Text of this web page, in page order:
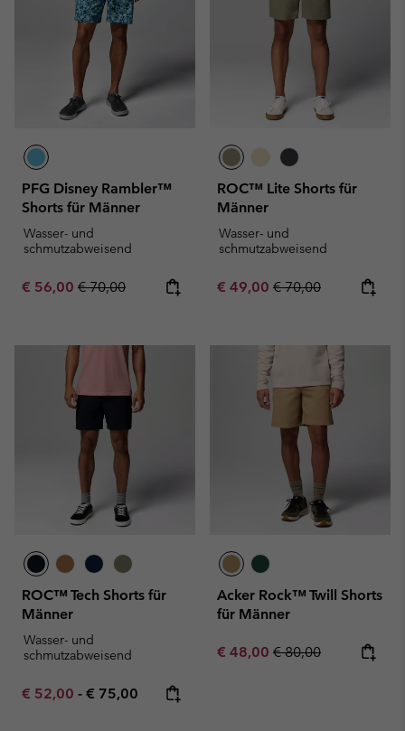
PFG Disney Rambler™
Shorts für Männer
Wasser- und
schmutzabweisend
Sale price:
€ 56,00 Regular price:
€ 70,00
ROC™ Lite Shorts für
Männer
Wasser- und
schmutzabweisend
Sale price:
€ 49,00 Regular price:
€ 70,00
ROC™ Tech Shorts für
Männer
Wasser- und
schmutzabweisend
Minimum sale price:
€ 52,00 - Maximum price:
€ 75,00
Acker Rock™ Twill Shorts
für Männer
Sale price:
€ 48,00 Regular price:
€ 80,00